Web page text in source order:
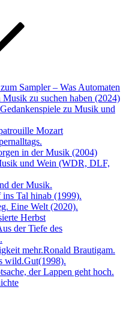
Sampler – Was Automaten
Musik zu suchen haben (2024)
zu Musik und
Mozart
in der Musik (2004)
und Wein (WDR, DLF,
der Musik.
Tal hinab (1999).
Eine Welt (2020).
Herbst
der Tiefe des
mehr.Ronald Brautigam.
wild.Gut(1998).
der Lappen geht hoch.